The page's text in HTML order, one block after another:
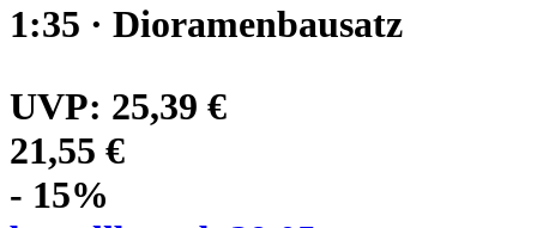
1:35 · Dioramenbausatz
UVP: 25,39 €
21,55 €
- 15%